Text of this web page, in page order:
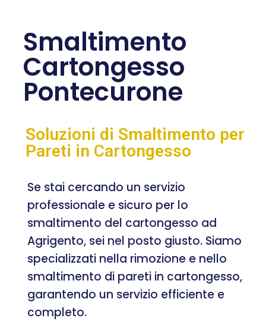
Smaltimento
Cartongesso
Pontecurone
Soluzioni di Smaltimento per
Pareti in Cartongesso
Se stai cercando un servizio
professionale e sicuro per lo
smaltimento del cartongesso ad
Agrigento, sei nel posto giusto. Siamo
specializzati nella rimozione e nello
smaltimento di pareti in cartongesso,
garantendo un servizio efficiente e
completo.